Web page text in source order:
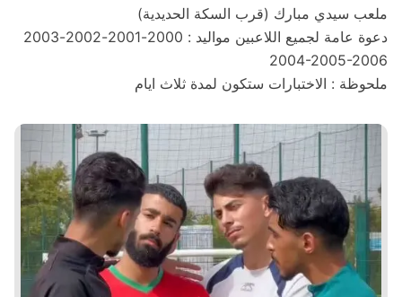
ملعب سيدي مبارك (قرب السكة الحديدية)
دعوة عامة لجميع اللاعبين مواليد : 2000-2001-2002-2003
2004-2005-2006
ملحوظة : الاختبارات ستكون لمدة ثلاث ايام